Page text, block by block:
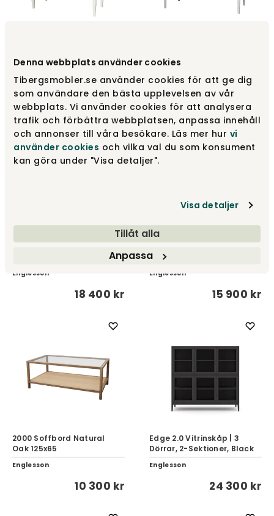
Denna webbplats använder cookies
Tibergsmobler.se använder cookies för att ge dig
som användare den bästa upplevelsen av vår
webbplats. Vi använder cookies för att analysera
trafik och förbättra webbplatsen, anpassa innehåll
och annonser till våra besökare. Läs mer hur vi
använder cookies och vilka val du som konsument
kan göra under "Visa detaljer".
Visa detaljer
Tillåt alla
Anpassa
Whitewash
Englesson
7 000 kr
Whitewash
Englesson
16 700 kr
Englesson
18 400 kr
Whitewash
Englesson
15 900 kr
2000 Soffbord Natural
Oak 125x65
Englesson
10 300 kr
Edge 2.0 Vitrinskåp | 3
Dörrar, 2-Sektioner, Black
Englesson
24 300 kr